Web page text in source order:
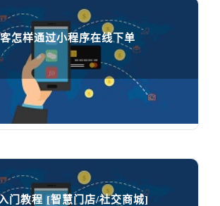
怎样通过小程序在线下单
程序在线下单
门教程 [智慧门店/社交商城]